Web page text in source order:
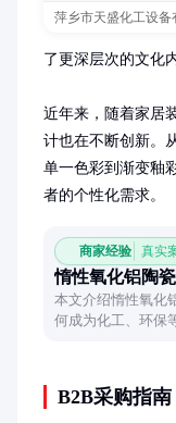
萍乡市天盛化工设备
了更深层次的文化
近年来，随着家居
计也在不断创新。
单一色彩到渐变釉
者的个性化需求。
商家经验 真实
惰性氧化铝陶
本文介绍惰性氧化
何成为化工、环保
B2B采购指南